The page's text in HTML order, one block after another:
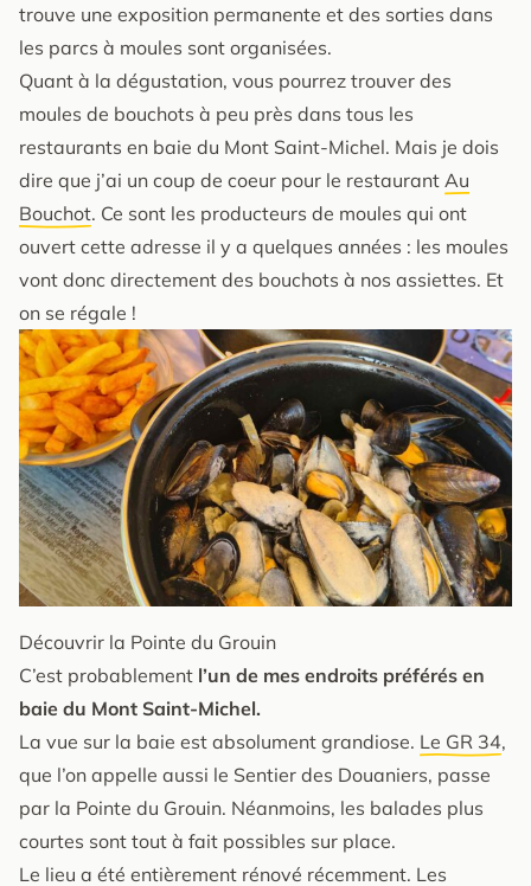
trouve une exposition permanente et des sorties dans
les parcs à moules sont organisées.
Quant à la dégustation, vous pourrez trouver des
moules de bouchots à peu près dans tous les
restaurants en baie du Mont Saint-Michel. Mais je dois
dire que j’ai un coup de coeur pour le restaurant Au
Bouchot. Ce sont les producteurs de moules qui ont
ouvert cette adresse il y a quelques années : les moules
vont donc directement des bouchots à nos assiettes. Et
on se régale !
Découvrir la Pointe du Grouin
C’est probablement l’un de mes endroits préférés en
baie du Mont Saint-Michel.
La vue sur la baie est absolument grandiose. Le GR 34,
que l’on appelle aussi le Sentier des Douaniers, passe
par la Pointe du Grouin. Néanmoins, les balades plus
courtes sont tout à fait possibles sur place.
Le lieu a été entièrement rénové récemment. Les